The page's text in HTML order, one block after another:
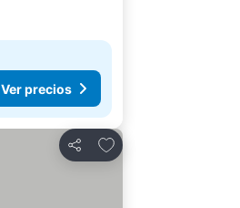
Ver precios
Compartir
Añadir a favoritos